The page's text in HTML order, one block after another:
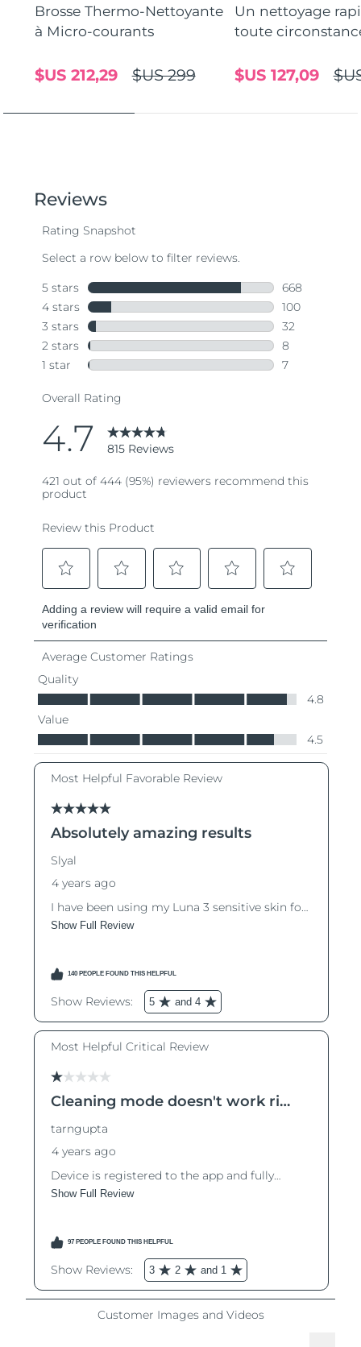
Brosse Thermo-Nettoyante
à Micro-courants
$US 299
$US 212,29
Un nettoyage
toute
$US 127,09